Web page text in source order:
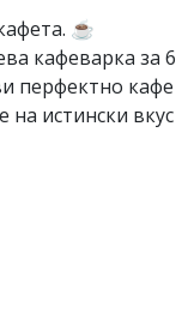
☕️
кафеварка за 6
перфектно кафе
на истински вкус